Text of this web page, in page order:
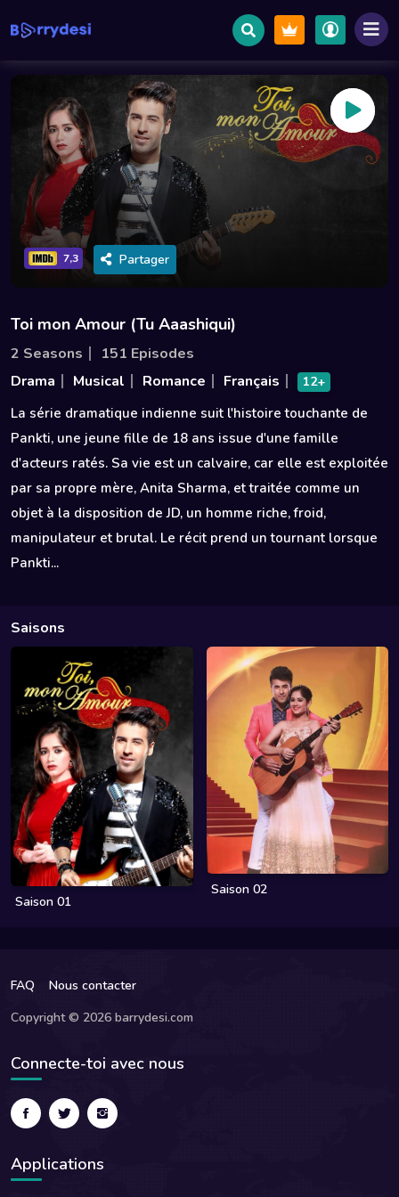
7,3 Partager
Toi mon Amour (Tu Aaashiqui)
2 Seasons
151 Episodes
Drama
Musical Romance Français 12+
La série dramatique indienne suit l'histoire touchante de
Pankti, une jeune fille de 18 ans issue d'une famille
d'acteurs ratés. Sa vie est un calvaire, car elle est exploitée
par sa propre mère, Anita Sharma, et traitée comme un
objet à la disposition de JD, un homme riche, froid,
manipulateur et brutal. Le récit prend un tournant lorsque
Pankti...
Saisons
Saison 01
Saison 02
FAQ
Nous contacter
Copyright © 2026 barrydesi.com
Connecte-toi avec nous
Applications